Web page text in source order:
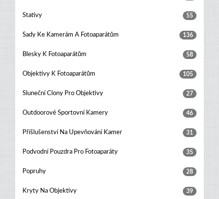
Stativy 55
Sady Ke Kamerám A Fotoaparátům 136
Blesky K Fotoaparátům 58
Objektivy K Fotoaparátům 105
Sluneční Clony Pro Objektivy 27
Outdoorové Sportovní Kamery 46
Příšlušenství Na Upevňování Kamer 31
Podvodní Pouzdra Pro Fotoaparáty 35
Popruhy 28
Kryty Na Objektivy 39